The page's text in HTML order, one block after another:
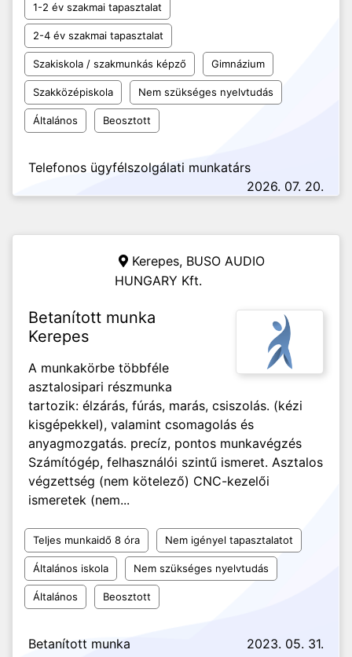
1-2 év szakmai tapasztalat
2-4 év szakmai tapasztalat
Szakiskola / szakmunkás képző Gimnázium
Szakközépiskola Nem szükséges nyelvtudás
Általános Beosztott
Telefonos ügyfélszolgálati munkatárs
2026. 07. 20.
Kerepes, BUSO AUDIO
HUNGARY Kft.
Betanított munka
Kerepes
A munkakörbe többféle
asztalosipari részmunka
tartozik: élzárás, fúrás, marás, csiszolás. (kézi
kisgépekkel), valamint csomagolás és
anyagmozgatás. precíz, pontos munkavégzés
Számítógép, felhasználói szintű ismeret. Asztalos
végzettség (nem kötelező) CNC-kezelői
ismeretek (nem...
Teljes munkaidő 8 óra Nem igényel tapasztalatot
Általános iskola Nem szükséges nyelvtudás
Általános Beosztott
Betanított munka 2023. 05. 31.